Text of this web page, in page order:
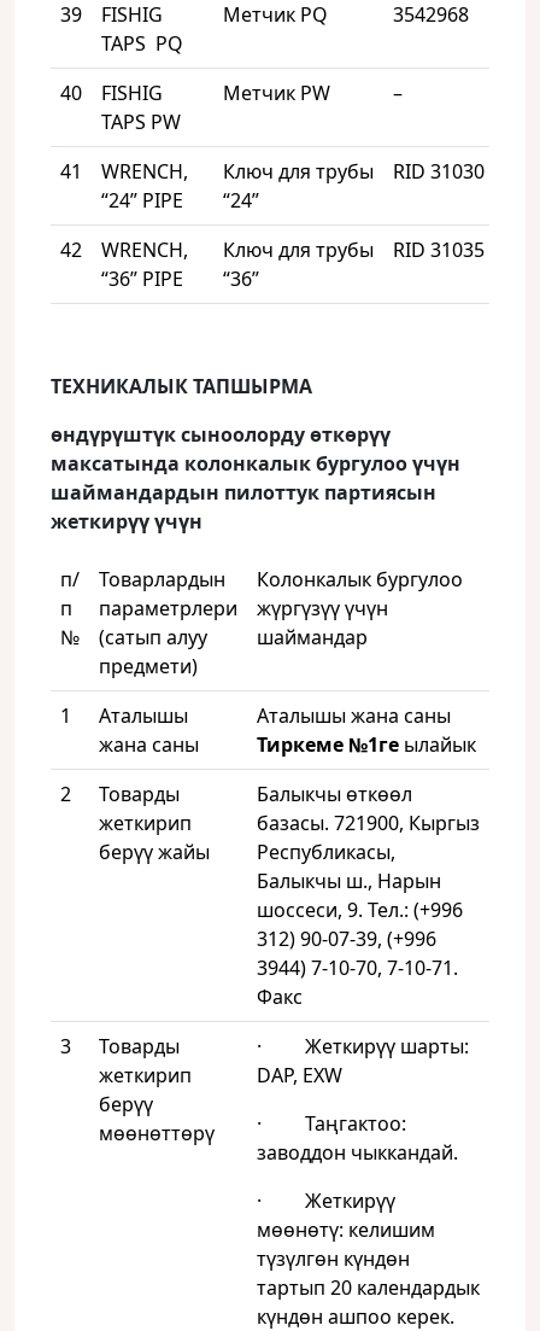
39
FISHIG
TAPS PQ
Метчик PQ 3542968
40
FISHIG
TAPS PW
Метчик PW –
41
WRENCH,
“24” PIPE
Ключ для трубы
“24”
RID 31030
42
WRENCH,
“36” PIPE
Ключ для трубы
“36”
RID 31035
ТЕХНИКАЛЫК ТАПШЫРМА
өндүрүштүк сыноолорду өткөрүү
максатында колонкалык бургулоо үчүн
шаймандардын пилоттук партиясын
жеткирүү үчүн
п/
п
№
Товарлардын
параметрлери
(сатып алуу
предмети)
Колонкалык бургулоо
жүргүзүү үчүн
шаймандар
1
Аталышы
жана саны
Аталышы жана саны
Тиркеме №1ге ылайык
2
Товарды
жеткирип
берүү жайы
Балыкчы өткөөл
базасы. 721900, Кыргыз
Республикасы,
Балыкчы ш., Нарын
шоссеси, 9. Тел.: (+996
312) 90-07-39, (+996
3944) 7-10-70, 7-10-71.
Факс
3
Товарды
жеткирип
берүү
мөөнөттөрү
· Жеткирүү шарты:
DAP, EXW
· Таңгактоо:
заводдон чыккандай.
· Жеткирүү
мөөнөтү: келишим
түзүлгөн күндөн
тартып 20 календардык
күндөн ашпоо керек.